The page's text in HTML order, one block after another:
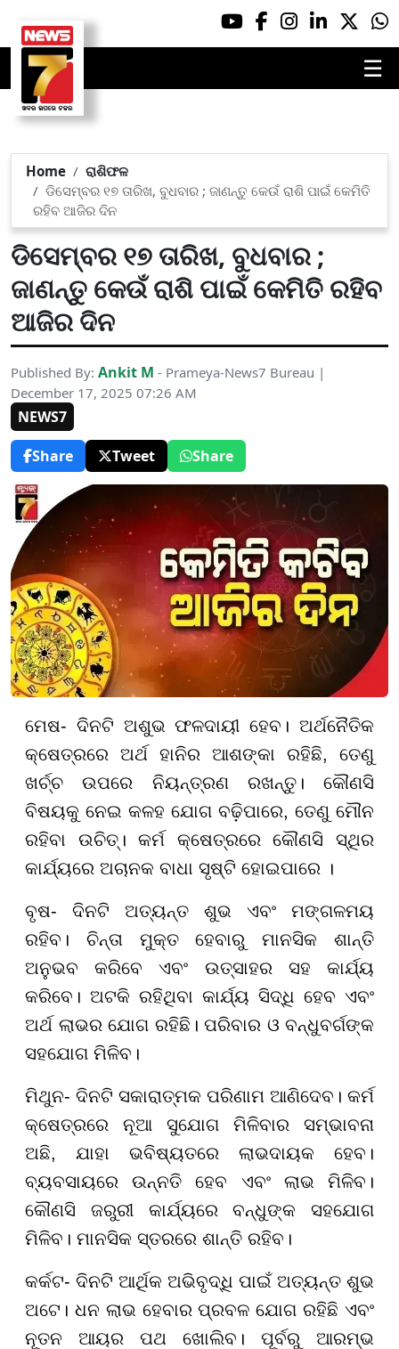
☰
Home
ରାଶିଫଳ
ଡିସେମ୍ବର ୧୭ ତାରିଖ, ବୁଧବାର ; ଜାଣନ୍ତୁ କେଉଁ ରାଶି ପାଇଁ କେମିତି
ରହିବ ଆଜିର ଦିନ
ଡିସେମ୍ବର ୧୭ ତାରିଖ, ବୁଧବାର ;
ଜାଣନ୍ତୁ କେଉଁ ରାଶି ପାଇଁ କେମିତି ରହିବ
ଆଜିର ଦିନ
Published By: Ankit M - Prameya-News7 Bureau |
December 17, 2025 07:26 AM
NEWS7
Share
Tweet Share
ମେଷ- ଦିନଟି ଅଶୁଭ ଫଳଦାୟୀ ହେବ। ଅର୍ଥନୈତିକ
କ୍ଷେତ୍ରରେ ଅର୍ଥ ହାନିର ଆଶଙ୍କା ରହିଛି, ତେଣୁ
ଖର୍ଚ୍ଚ ଉପରେ ନିୟନ୍ତ୍ରଣ ରଖନ୍ତୁ। କୌଣସି
ବିଷୟକୁ ନେଇ କଳହ ଯୋଗ ବଢ଼ିପାରେ, ତେଣୁ ମୌନ
ରହିବା ଉଚିତ୍। କର୍ମ କ୍ଷେତ୍ରରେ କୌଣସି ସ୍ଥିର
କାର୍ଯ୍ୟରେ ଅଚାନକ ବାଧା ସୃଷ୍ଟି ହୋଇପାରେ ।
ବୃଷ- ଦିନଟି ଅତ୍ୟନ୍ତ ଶୁଭ ଏବଂ ମଙ୍ଗଳମୟ
ରହିବ। ଚିନ୍ତା ମୁକ୍ତ ହେବାରୁ ମାନସିକ ଶାନ୍ତି
ଅନୁଭବ କରିବେ ଏବଂ ଉତ୍ସାହର ସହ କାର୍ଯ୍ୟ
କରିବେ। ଅଟକି ରହିଥିବା କାର୍ଯ୍ୟ ସିଦ୍ଧି ହେବ ଏବଂ
ଅର୍ଥ ଲାଭର ଯୋଗ ରହିଛି। ପରିବାର ଓ ବନ୍ଧୁବର୍ଗଙ୍କ
ସହଯୋଗ ମିଳିବ।
ମିଥୁନ- ଦିନଟି ସକାରାତ୍ମକ ପରିଣାମ ଆଣିଦେବ। କର୍ମ
କ୍ଷେତ୍ରରେ ନୂଆ ସୁଯୋଗ ମିଳିବାର ସମ୍ଭାବନା
ଅଛି, ଯାହା ଭବିଷ୍ୟତରେ ଲାଭଦାୟକ ହେବ।
ବ୍ୟବସାୟରେ ଉନ୍ନତି ହେବ ଏବଂ ଲାଭ ମିଳିବ।
କୌଣସି ଜରୁରୀ କାର୍ଯ୍ୟରେ ବନ୍ଧୁଙ୍କ ସହଯୋଗ
ମିଳିବ। ମାନସିକ ସ୍ତରରେ ଶାନ୍ତି ରହିବ।
କର୍କଟ- ଦିନଟି ଆର୍ଥିକ ଅଭିବୃଦ୍ଧି ପାଇଁ ଅତ୍ୟନ୍ତ ଶୁଭ
ଅଟେ। ଧନ ଲାଭ ହେବାର ପ୍ରବଳ ଯୋଗ ରହିଛି ଏବଂ
ନୂତନ ଆୟର ପଥ ଖୋଲିବ। ପୂର୍ବରୁ ଆରମ୍ଭ